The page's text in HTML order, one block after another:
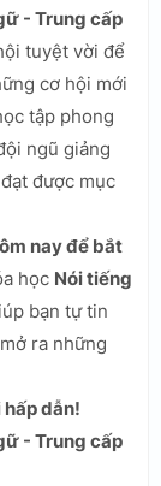
- Trung cấp
tuyệt vời để
cơ hội mới
tập phong
ngũ giảng
được mục
nay để bắt
học Nói tiếng
bạn tự tin
ra những
dẫn!
- Trung cấp